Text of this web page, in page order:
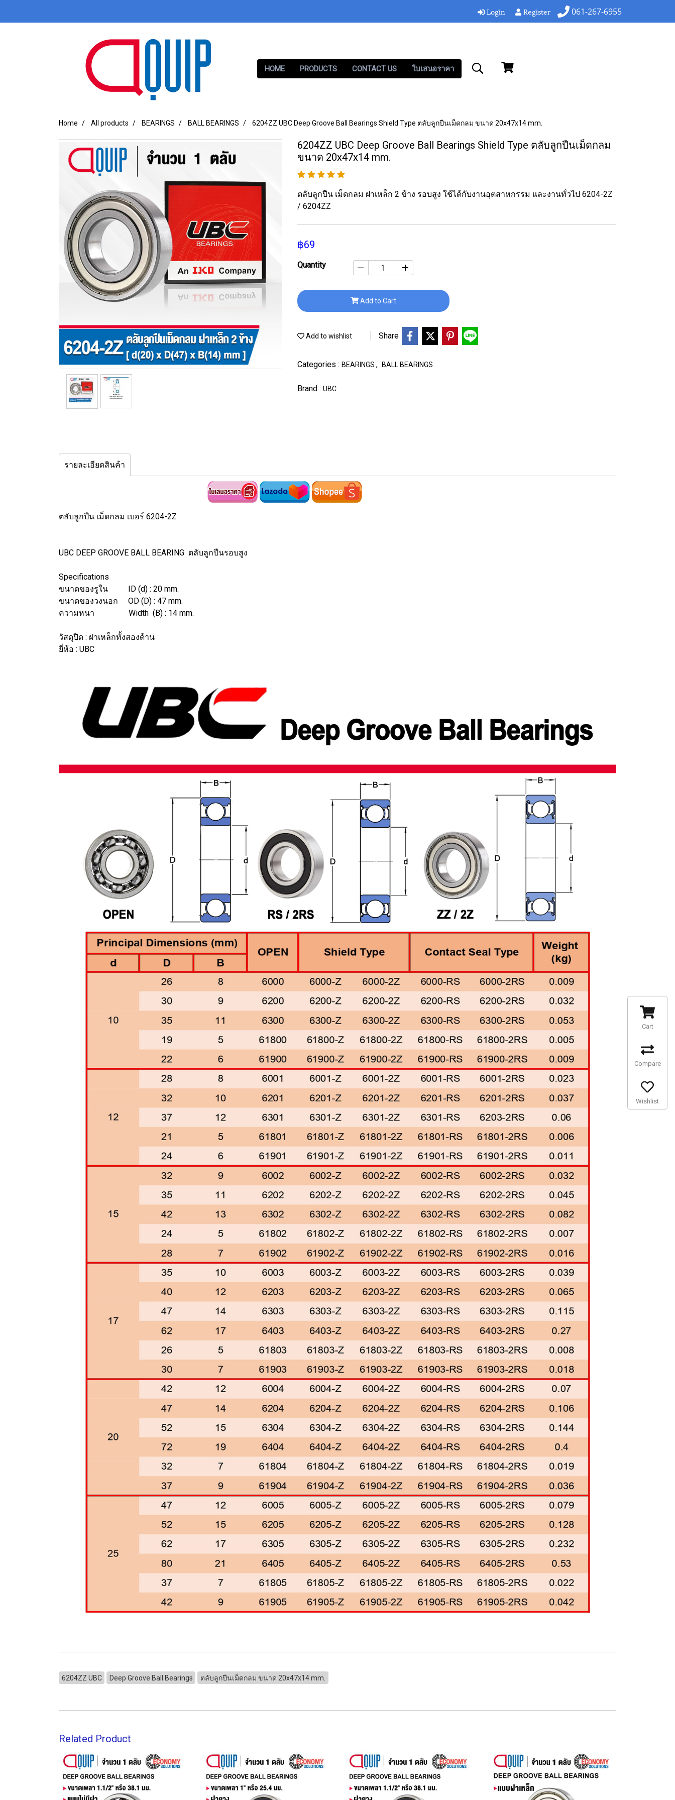
Login Register 061-267-6955
HOME PRODUCTS CONTACT US ใบเสนอราคา
Home All products BEARINGS BALL BEARINGS 6204ZZ UBC Deep Groove Ball Bearings Shield Type ตลับลูกปืนเม็ดกลม ขนาด 20x47x14 mm.
6204ZZ UBC Deep Groove Ball Bearings Shield Type ตลับลูกปืนเม็ดกลม
ขนาด 20x47x14 mm.
ตลับลูกปืน เม็ดกลม ฝาเหล็ก 2 ข้าง รอบสูง ใช้ได้กับงานอุตสาหกรรม และงานทั่วไป 6204-2Z
/ 6204ZZ
฿69
Quantity
Add to Cart
Add to wishlist Share
Categories : BEARINGS , BALL BEARINGS
Brand : UBC
รายละเอียดสินค้า
ตลับลูกปืน เม็ดกลม เบอร์ 6204-2Z
UBC DEEP GROOVE BALL BEARING ตลับลูกปืนรอบสูง
Specifications
ขนาดของรูใน ID (d) : 20 mm.
ขนาดของวงนอก OD (D) : 47 mm.
ความหนา Width (B) : 14 mm.
วัสดุปิด : ฝาเหล็กทั้งสองด้าน
ยี่ห้อ : UBC
6204ZZ UBC Deep Groove Ball Bearings ตลับลูกปืนเม็ดกลม ขนาด 20x47x14 mm.
Related Product
Cart
Compare
Wishlist